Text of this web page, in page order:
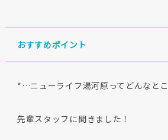
おすすめポイント
*…ニューライフ湯河原ってどんなと
先輩スタッフに聞きました！